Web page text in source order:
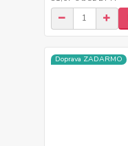
Doprava ZADARMO